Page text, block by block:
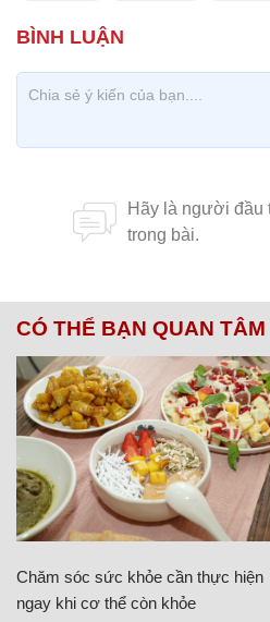
CÓ THỂ BẠN QUAN TÂM
Chăm sóc sức khỏe cần thực hiện
ngay khi cơ thể còn khỏe